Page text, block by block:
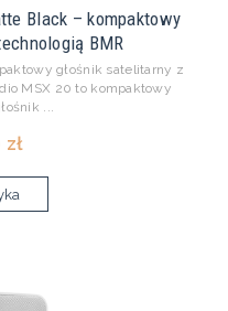
Black – kompaktowy
BMR
głośnik satelitarny z
MSX 20 to kompaktowy
...